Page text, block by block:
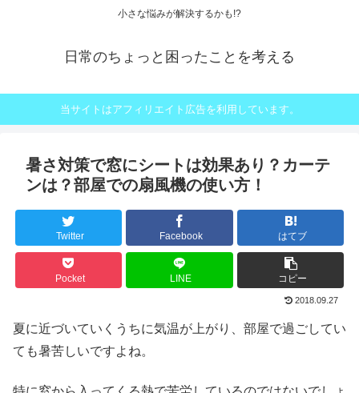
小さな悩みが解決するかも!?
日常のちょっと困ったことを考える
当サイトはアフィリエイト広告を利用しています。
暑さ対策で窓にシートは効果あり？カーテ
ンは？部屋での扇風機の使い方！
Twitter Facebook はてブ
Pocket LINE コピー
2018.09.27
夏に近づいていくうちに気温が上がり、部屋で過ごしてい
ても暑苦しいですよね。